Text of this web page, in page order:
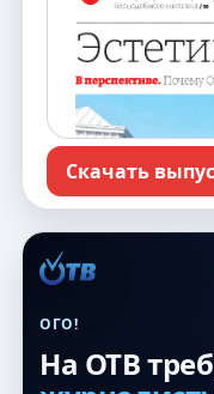
Скачать
ОГО!
На ОТВ